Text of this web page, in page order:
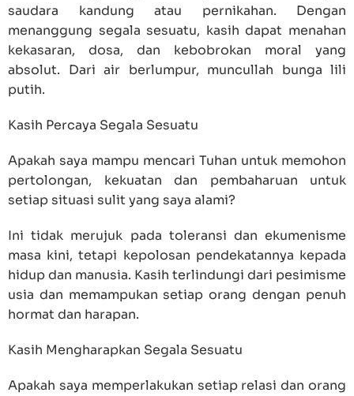
saudara kandung atau pernikahan. Dengan
menanggung segala sesuatu, kasih dapat menahan
kekasaran, dosa, dan kebobrokan moral yang
absolut. Dari air berlumpur, muncullah bunga lili
putih.
Kasih Percaya Segala Sesuatu
Apakah saya mampu mencari Tuhan untuk memohon
pertolongan, kekuatan dan pembaharuan untuk
setiap situasi sulit yang saya alami?
Ini tidak merujuk pada toleransi dan ekumenisme
masa kini, tetapi kepolosan pendekatannya kepada
hidup dan manusia. Kasih terlindungi dari pesimisme
usia dan memampukan setiap orang dengan penuh
hormat dan harapan.
Kasih Mengharapkan Segala Sesuatu
Apakah saya memperlakukan setiap relasi dan orang